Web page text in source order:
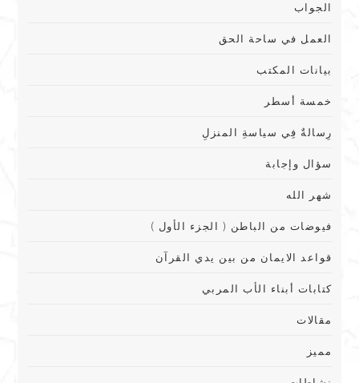
الجواب
العمل في ساحة الحق
بيانات المكتب
خمسة أسطر
رِسالةٌ فِي سياسةِ المنزلِ
سؤال وإجابة
شهر الله
فيوضات من الباطن ( الجزء الأول )
قواعد الايمان من بين يدي القرآن
كتابات أبناء الأب المربي
مقالات
مميز